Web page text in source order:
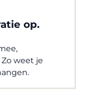
op.
weet je